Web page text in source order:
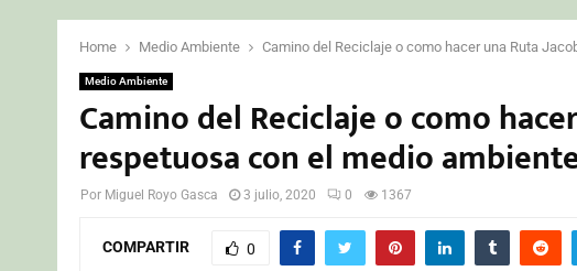
Home Medio Ambiente Camino del Reciclaje o como hacer una Ruta
Medio Ambiente
Camino del Reciclaje o como
respetuosa con el medio
Por Miguel Royo Gasca 3 julio, 2020 0 1367
COMPARTIR 0